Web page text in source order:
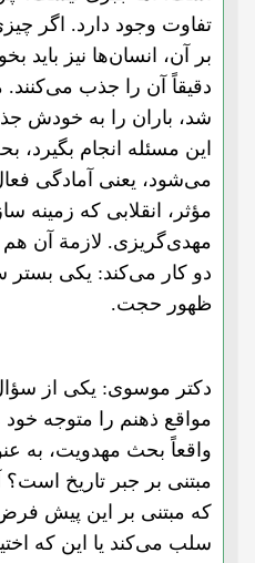
تفاوت وجود دارد. اگر
بر آن، انسان‌ها نیز باید
دقیقاً آن را جذب می‌کنند.
شد، باران را به خودش
این مسئله انجام بگیرد،
می‌شود، یعنی آمادگی
مؤثر، انقلابی که زمینه
مهدی‌گریزی. لازمة آن
دو کار می‌کند: یکی بستر
ظهور حجت.
دکتر موسوی: یکی از
مواقع ذهنم را متوجه
واقعاً بحث مهدویت، به
مبتنی بر جبر تاریخ است؟
که مبتنی بر این پیش فرض
سلب می‌کند یا این که